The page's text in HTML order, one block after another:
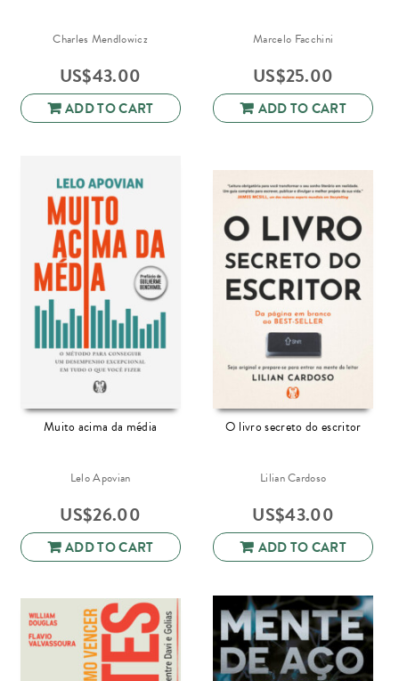
Charles Mendlowicz
US$43.00
ADD TO CART
Marcelo Facchini
US$25.00
ADD TO CART
Muito acima da média
Lelo Apovian
US$26.00
ADD TO CART
O livro secreto do escritor
Lilian Cardoso
US$43.00
ADD TO CART